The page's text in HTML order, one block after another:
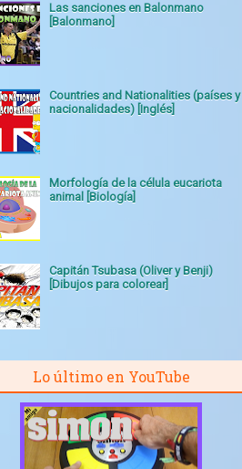
Las sanciones en Balonmano
[Balonmano]
Countries and Nationalities (países y
nacionalidades) [Inglés]
Morfología de la célula eucariota
animal [Biología]
Capitán Tsubasa (Oliver y Benji)
[Dibujos para colorear]
Lo último en YouTube